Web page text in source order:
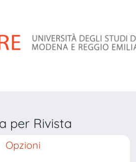
per Rivista
Opzioni